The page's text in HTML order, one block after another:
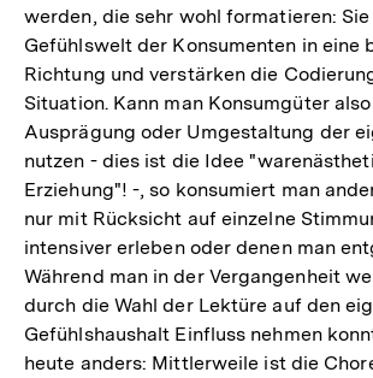
werden, die sehr wohl formatieren:
Gefühlswelt der Konsumenten in eine
Richtung und verstärken die
Situation. Kann man Konsumgüter
Ausprägung oder Umgestaltung der
nutzen - dies ist die Idee
Erziehung"! -, so konsumiert man
nur mit Rücksicht auf einzelne
intensiver erleben oder denen man
Während man in der Vergangenheit
durch die Wahl der Lektüre auf den
Gefühlshaushalt Einfluss nehmen
heute anders: Mittlerweile ist die